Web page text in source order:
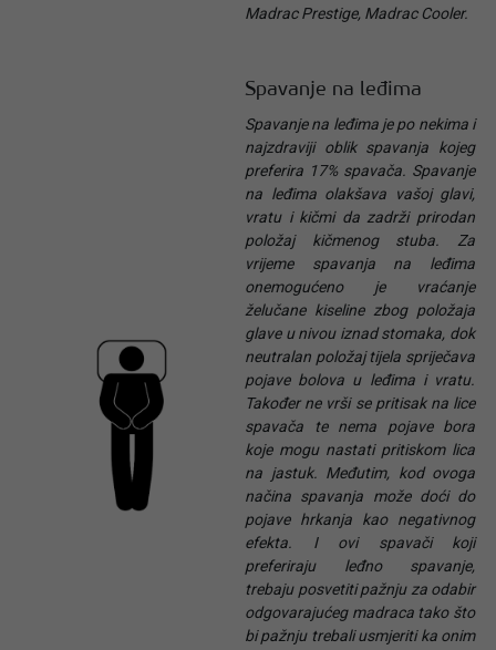
Madrac Prestige, Madrac Cooler.
Spavanje na leđima
Spavanje na leđima je po nekima i
najzdraviji oblik spavanja kojeg
preferira 17% spavača. Spavanje
na leđima olakšava vašoj glavi,
vratu i kičmi da zadrži prirodan
položaj kičmenog stuba. Za
vrijeme spavanja na leđima
onemogućeno je vraćanje
želučane kiseline zbog položaja
glave u nivou iznad stomaka, dok
neutralan položaj tijela spriječava
pojave bolova u leđima i vratu.
Također ne vrši se pritisak na lice
spavača te nema pojave bora
koje mogu nastati pritiskom lica
na jastuk. Međutim, kod ovoga
načina spavanja može doći do
pojave hrkanja kao negativnog
efekta. I ovi spavači koji
preferiraju leđno spavanje,
trebaju posvetiti pažnju za odabir
odgovarajućeg madraca tako što
bi pažnju trebali usmjeriti ka onim